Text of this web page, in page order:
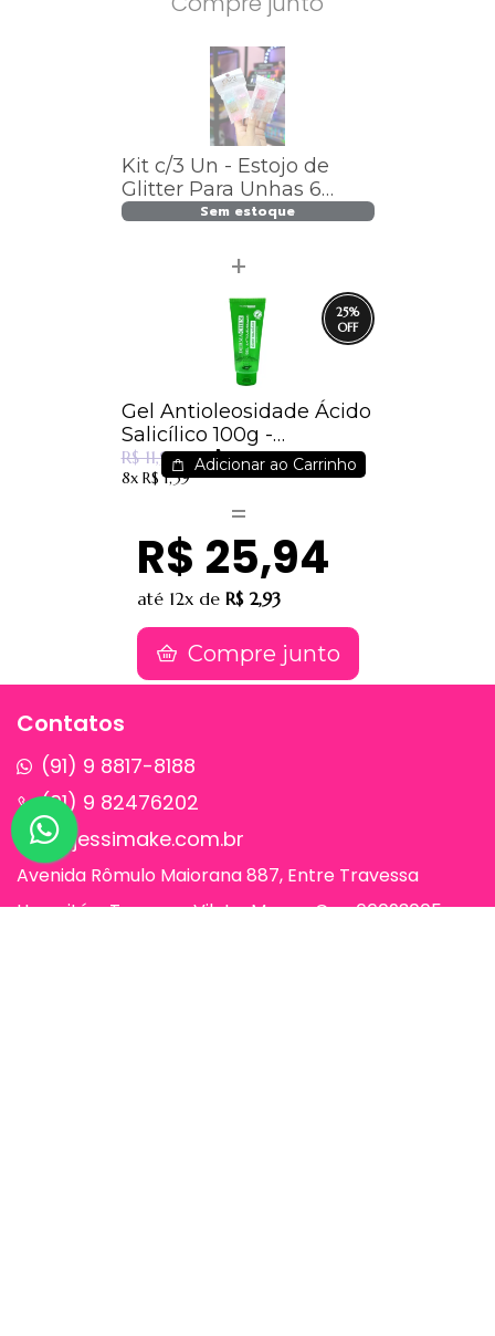
Kit c/3 Un - Estojo de
Glitter Para Unhas 6
Cores Sortidos - IM
Sem estoque
25%
Gel Antioleosidade Ácido
Salicílico 100g -
Dermachem
R$ 11,90 R$ 8,96
8x R$ 1,39
Adicionar ao Carrinho
R$ 25,94
até 12x de R$ 2,93
Compre junto
Contatos
(91) 9 8817-8188
(91) 9 82476202
sac@jessimake.com.br
Avenida Rômulo Maiorana 887, Entre Travessa
Humaitá e Travessa Vileta, Marco, Cep 66093005,